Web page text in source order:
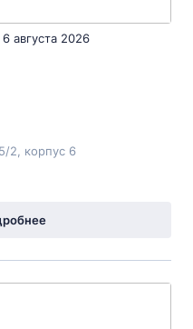
6 августа 2026
2, корпус 6